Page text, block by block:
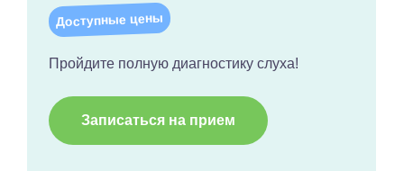
Доступные цены
Пройдите полную диагностику слуха!
Записаться на прием